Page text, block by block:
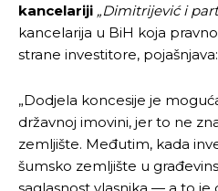
kancelariji „Dimitrijević i
kancelarija u BiH koja
strane investitore, pojašnjava:
„Dodjela koncesije je
državnoj imovini, jer to ne
zemljište. Međutim, kada
šumsko zemljište u
saglasnost vlasnika — a to je